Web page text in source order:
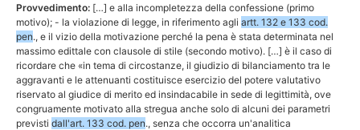
Provvedimento: […] e alla incompletezza della confessione (primo
motivo); - la violazione di legge, in riferimento agli artt. 132 e 133 cod.
pen., e il vizio della motivazione perché la pena è stata determinata nel
massimo edittale con clausole di stile (secondo motivo). […] è il caso di
ricordare che «in tema di circostanze, il giudizio di bilanciamento tra le
aggravanti e le attenuanti costituisce esercizio del potere valutativo
riservato al giudice di merito ed insindacabile in sede di legittimità, ove
congruamente motivato alla stregua anche solo di alcuni dei parametri
previsti dall'art. 133 cod. pen., senza che occorra un'analitica